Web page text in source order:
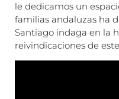
le dedicamos un
familias andaluzas ha
Santiago indaga en la
reivindicaciones de